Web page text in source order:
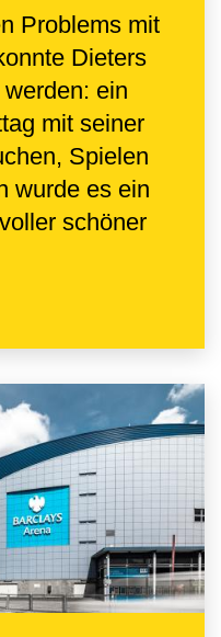
Problems mit
Dieters
ein
mit seiner
Spielen
wurde es ein
schöner